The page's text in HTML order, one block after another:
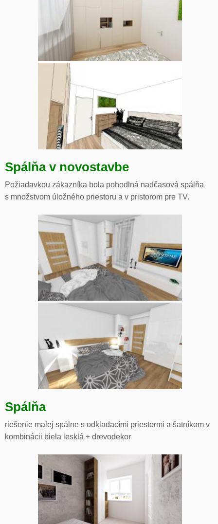
Spálňa v novostavbe
Požiadavkou zákazníka bola pohodlná nadčasová spálňa
s množstvom úložného priestoru a v pristorom pre TV.
Spálňa
riešenie malej spálne s odkladacími priestormi a šatníkom v
kombinácii biela lesklá + drevodekor